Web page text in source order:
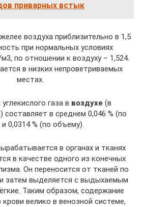
приварных встык
воздуха приблизительно в 1,5
при нормальных условиях
по отношении к воздуху – 1,524.
в низких непроветриваемых
местах.
газа в воздухе (в
составляет в среднем 0,046 % (по
0,0314 % (по объему).
в органах и тканях
в качестве одного из конечных
Он переносится от тканей по
затем выделяется с выдыхаемым
Таким образом, содержание
крови велико в венозной системе,